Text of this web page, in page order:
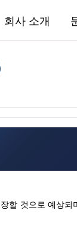
회사 소개
할 것으로 예상